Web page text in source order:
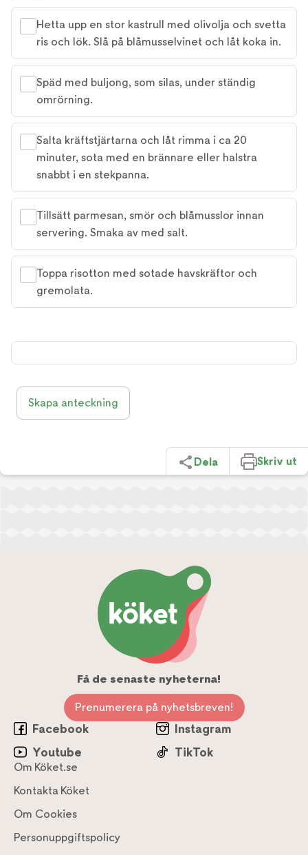
Hetta upp en stor kastrull med olivolja och svetta
ris och lök. Slå på blåmusselvinet och låt koka in.
Späd med buljong, som silas, under ständig
omrörning.
Salta kräftstjärtarna och låt rimma i ca 20
minuter, sota med en brännare eller halstra
snabbt i en stekpanna.
Tillsätt parmesan, smör och blåmusslor innan
servering. Smaka av med salt.
Toppa risotton med sotade havskräftor och
gremolata.
Skapa anteckning
Dela Skriv ut
Få de senaste nyheterna!
Prenumerera på nyhetsbreven!
Facebook
Instagram
Youtube
TikTok
Om Köket.se
Kontakta Köket
Om Cookies
Personuppgiftspolicy